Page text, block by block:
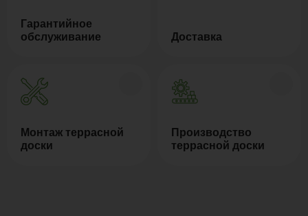
Гарантийное
обслуживание
Доставка
Монтаж террасной
доски
Производство
террасной доски